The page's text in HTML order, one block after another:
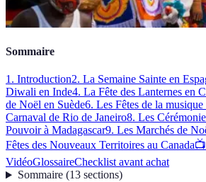
Sommaire
1. Introduction2. La Semaine Sainte en
Diwali en Inde4. La Fête des Lanternes en
de Noël en Suède6. Les Fêtes de la
Carnaval de Rio de Janeiro8. Les
Pouvoir à Madagascar9. Les Marchés de
Fêtes des Nouveaux Territoires au Canada
VidéoGlossaireChecklist avant achat
Sommaire(13 sections)